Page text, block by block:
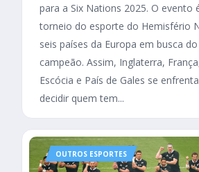
para a Six Nations 2025. O evento
torneio do esporte do Hemisfério
seis países da Europa em busca
campeão. Assim, Inglaterra,
Escócia e País de Gales se
decidir quem tem...
OUTROS ESPORTES